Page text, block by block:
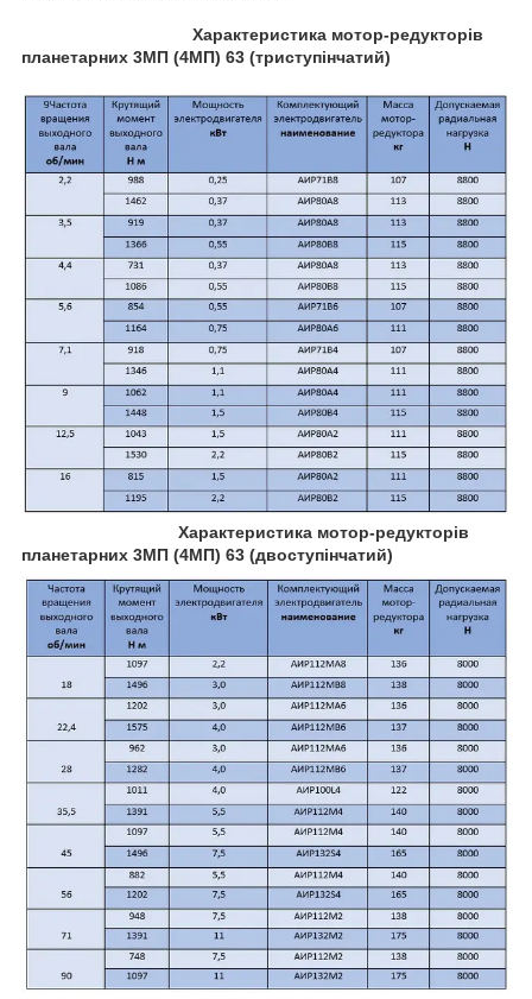
Характеристика мотор-редукторів
планетарних 3МП (4МП) 63 (триступінчатий)
Характеристика мотор-редукторів
планетарних 3МП (4МП) 63 (двоступінчатий)